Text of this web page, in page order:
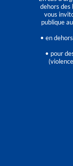
dehors des
vous
publique
• en
• pour